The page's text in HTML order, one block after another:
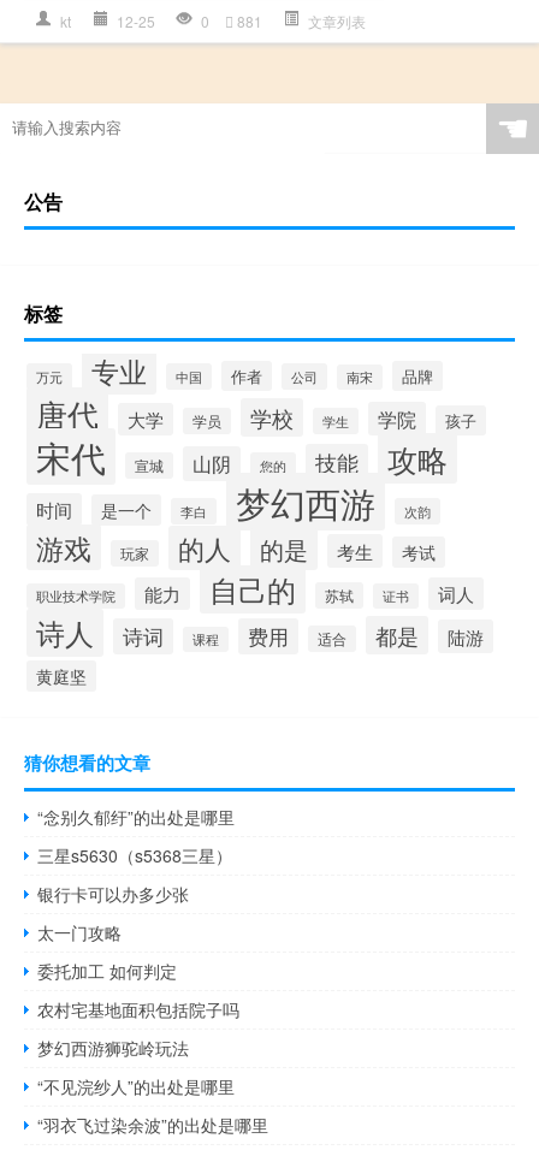
kt 12-25 0 881 文章列表
☚
公告
标签
万元 专业 中国 作者 公司 南宋 品牌
唐代 大学 学员 学校 学生 学院 孩子
宋代 宣城 山阴 您的 技能 攻略
时间 是一个 李白 梦幻西游 次韵
游戏 玩家 的人 的是 考生 考试
职业技术学院 能力 自己的 苏轼 证书 词人
诗人 诗词 课程 费用 适合 都是 陆游
黄庭坚
猜你想看的文章
“念别久郁纡”的出处是哪里
三星s5630（s5368三星）
银行卡可以办多少张
太一门攻略
委托加工 如何判定
农村宅基地面积包括院子吗
梦幻西游狮驼岭玩法
“不见浣纱人”的出处是哪里
“羽衣飞过染余波”的出处是哪里